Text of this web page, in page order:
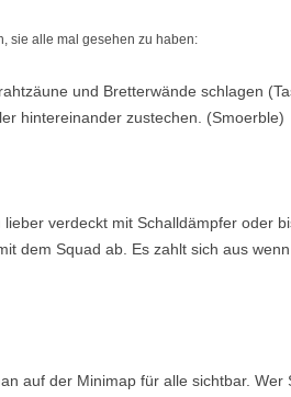
sie alle mal gesehen zu haben:
und Bretterwände schlagen
hintereinander zustechen. (Smoerble)
verdeckt mit Schalldämpfer oder
dem Squad ab. Es zahlt sich aus
auf der Minimap für alle sichtbar.